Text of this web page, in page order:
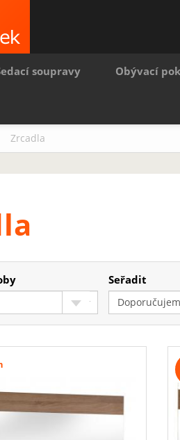
soupravy Obývací
Zrcadla
Seřadit